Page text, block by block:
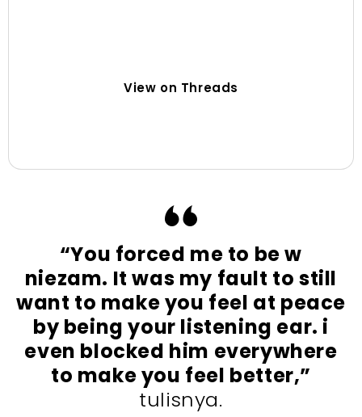
View on Threads
“You forced me to be w
niezam. It was my fault to still
want to make you feel at peace
by being your listening ear. i
even blocked him everywhere
to make you feel better,”
tulisnya.